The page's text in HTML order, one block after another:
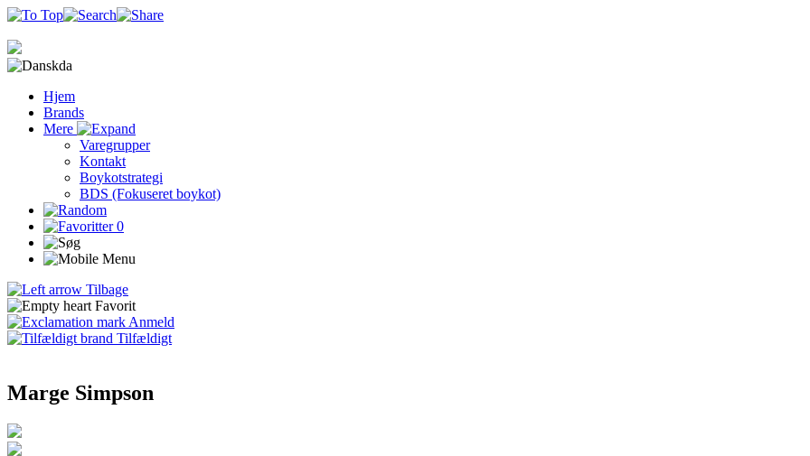
da
Hjem
Brands
Mere
Varegrupper
Kontakt
Boykotstrategi
BDS (Fokuseret boykot)
0
Tilbage
Favorit
Anmeld
Tilfældigt
Marge Simpson